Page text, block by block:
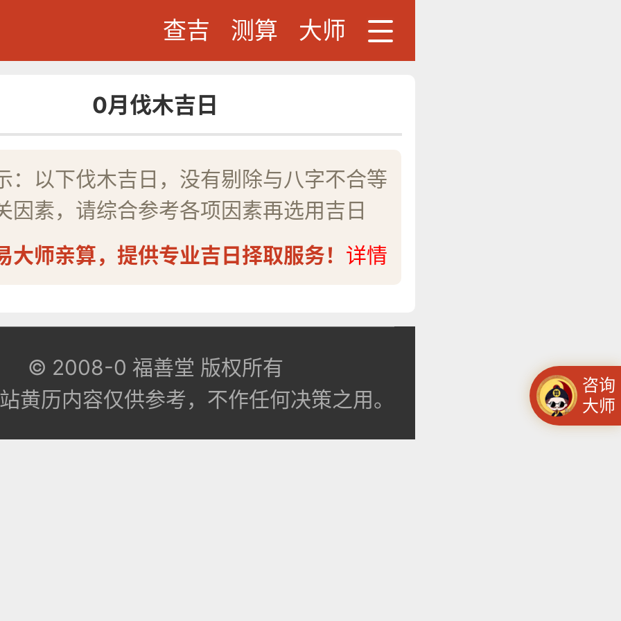
查吉 测算 大师
0月伐木吉日
：以下伐木吉日，没有剔除与八字不合等
因素，请综合参考各项因素再选用吉日
大师亲算，提供专业吉日择取服务！ 详情
© 2008-0 福善堂 版权所有
黄历内容仅供参考，不作任何决策之用。
咨询
大师